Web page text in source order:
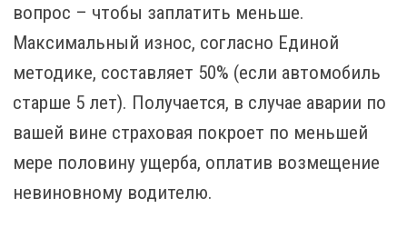
вопрос – чтобы заплатить меньше.
Максимальный износ, согласно Единой
методике, составляет 50% (если автомобиль
старше 5 лет). Получается, в случае аварии по
вашей вине страховая покроет по меньшей
мере половину ущерба, оплатив возмещение
невиновному водителю.